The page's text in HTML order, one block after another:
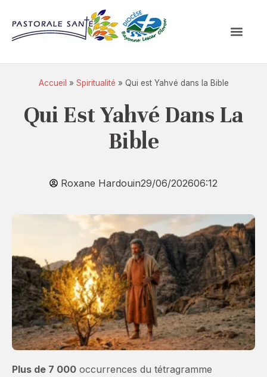
Accueil » Spiritualité » Qui est Yahvé dans la Bible
Qui Est Yahvé Dans La
Bible
Roxane Hardouin29/06/202606:12
Plus de 7 000 occurrences du tétragramme